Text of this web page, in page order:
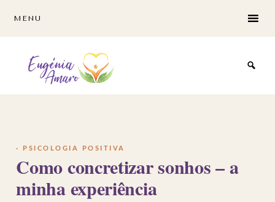
content
MENU
Como concretizar sonhos – a
minha experiência
· PSICOLOGIA POSITIVA